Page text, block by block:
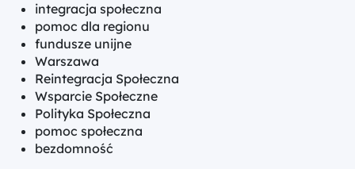
integracja społeczna
pomoc dla regionu
fundusze unijne
Warszawa
Reintegracja Społeczna
Wsparcie Społeczne
Polityka Społeczna
pomoc społeczna
bezdomność